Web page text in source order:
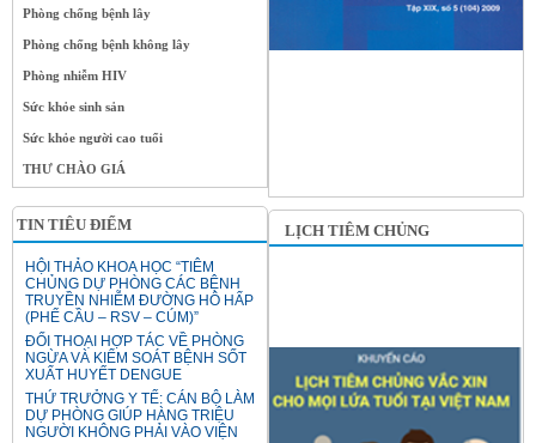
Phòng chống bệnh lây
Phòng chống bệnh không lây
Phòng nhiễm HIV
Sức khỏe sinh sản
Sức khỏe người cao tuổi
THƯ CHÀO GIÁ
TIN TIÊU ĐIỂM
HỘI THẢO KHOA HỌC “TIÊM
CHỦNG DỰ PHÒNG CÁC BỆNH
TRUYỀN NHIỄM ĐƯỜNG HÔ HẤP
(PHẾ CẦU – RSV – CÚM)”
ĐỐI THOẠI HỢP TÁC VỀ PHÒNG
NGỪA VÀ KIỂM SOÁT BỆNH SỐT
XUẤT HUYẾT DENGUE
THỨ TRƯỞNG Y TẾ: CÁN BỘ LÀM
DỰ PHÒNG GIÚP HÀNG TRIỆU
NGƯỜI KHÔNG PHẢI VÀO VIỆN
LỊCH TIÊM CHỦNG